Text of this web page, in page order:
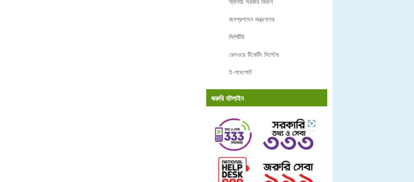
জনপ্রশাসন মন্ত্রণালয়
সিপিটিউ
রেলওয়ে টিকেটিং সিস্টেম
ই-পাসপোর্ট
জরুরি হটলাইন